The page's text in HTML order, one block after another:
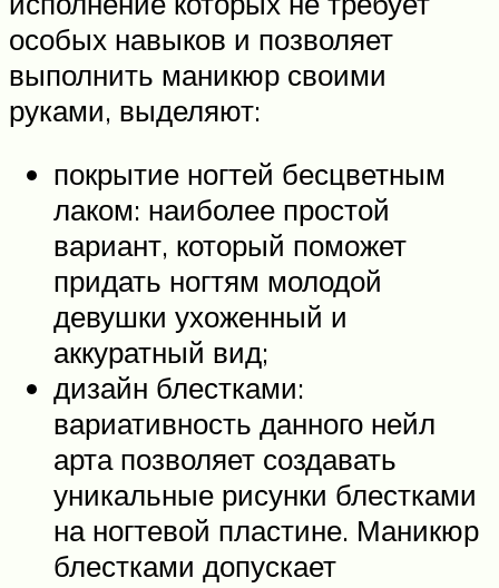
особых навыков и позволяет
выполнить маникюр своими
руками, выделяют:
покрытие ногтей бесцветным
лаком: наиболее простой
вариант, который поможет
придать ногтям молодой
девушки ухоженный и
аккуратный вид;
дизайн блестками:
вариативность данного нейл
арта позволяет создавать
уникальные рисунки блестками
на ногтевой пластине. Маникюр
блестками допускает